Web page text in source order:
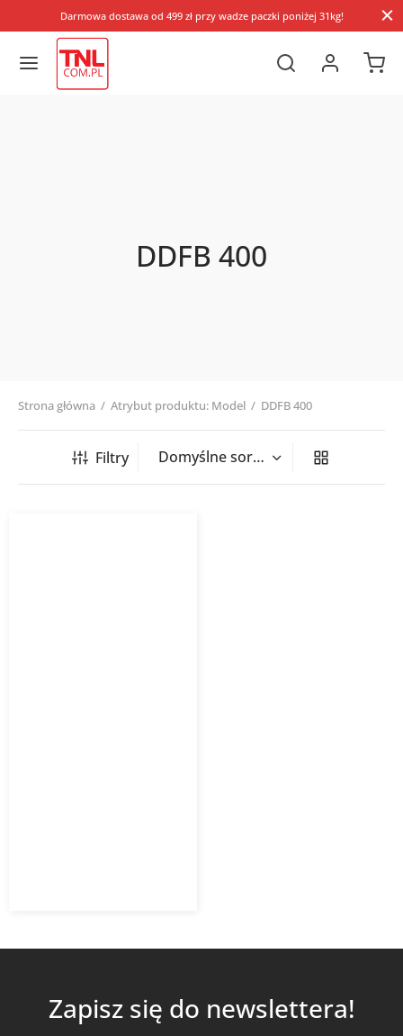
Darmowa dostawa od 499 zł przy wadze paczki poniżej 31kg!
DDFB 400
Strona główna / Atrybut produktu: Model / DDFB 400
Filtry
Zapisz się do newslettera!